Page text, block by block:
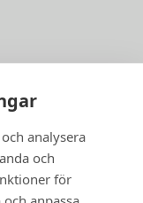
analysera
och
för